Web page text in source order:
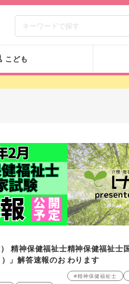
こども
精神保健福祉士
」解答速報のお
精神保健福祉士
わります
#精神保健福祉士